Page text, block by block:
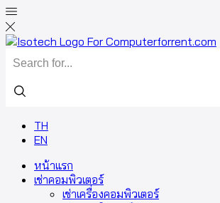
TH
EN
หน้าแรก
เช่าคอมพิวเตอร์
เช่าเครื่องคอมพิวเตอร์